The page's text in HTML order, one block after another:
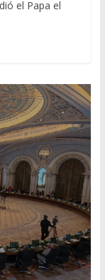
el Papa el